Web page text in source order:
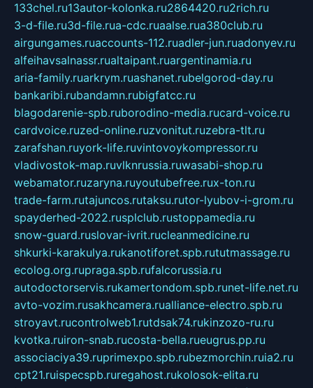
133chel.ru13autor-kolonka.ru2864420.ru2rich.ru
3-d-file.ru3d-file.rua-cdc.ruaalse.rua380club.ru
airgungames.ruaccounts-112.ruadler-jun.ruadonyev.ru
alfeihavsalnassr.rualtaipant.ruargentinamia.ru
aria-family.ruarkrym.ruashanet.rubelgorod-day.ru
bankaribi.rubandamn.rubigfatcc.ru
blagodarenie-spb.ruborodino-media.rucard-voice.ru
cardvoice.ruzed-online.ruzvonitut.ruzebra-tlt.ru
zarafshan.ruyork-life.ruvintovoykompressor.ru
vladivostok-map.ruvlknrussia.ruwasabi-shop.ru
webamator.ruzaryna.ruyoutubefree.rux-ton.ru
trade-farm.rutajuncos.rutaksu.rutor-lyubov-i-grom.ru
spayderhed-2022.rusplclub.rustoppamedia.ru
snow-guard.ruslovar-ivrit.rucleanmedicine.ru
shkurki-karakulya.rukanotiforet.spb.rututmassage.ru
ecolog.org.rupraga.spb.rufalcorussia.ru
autodoctorservis.rukamertondom.spb.runet-life.net.ru
avto-vozim.rusakhcamera.rualliance-electro.spb.ru
stroyavt.rucontrolweb1.rutdsak74.rukinzozo-ru.ru
kvotka.ruiron-snab.rucosta-bella.rueugrus.pp.ru
associaciya39.ruprimexpo.spb.rubezmorchin.ruia2.ru
cpt21.ruispecspb.ruregahost.rukolosok-elita.ru